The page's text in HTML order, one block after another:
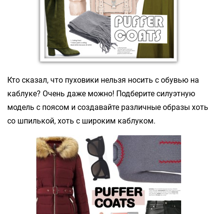
Кто сказал, что пуховики нельзя носить с обувью на
каблуке? Очень даже можно! Подберите силуэтную
модель с поясом и создавайте различные образы хоть
со шпилькой, хоть с широким каблуком.